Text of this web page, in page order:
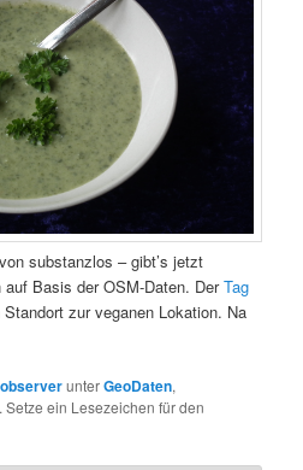
substanzlos – gibt’s jetzt
auf Basis der OSM-Daten. DerTag
zur veganen Lokation. Na
unterGeoDaten,
Setze ein Lesezeichen für den